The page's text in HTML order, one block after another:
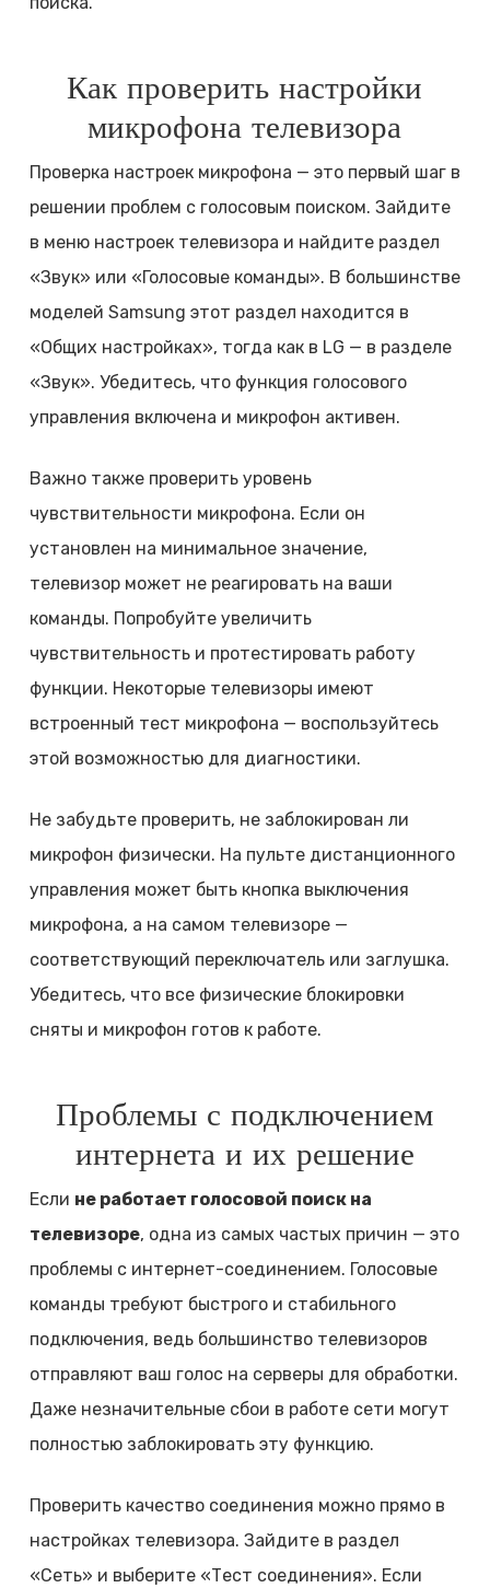
Как проверить настройки
микрофона телевизора
Проверка настроек микрофона — это первый шаг в
решении проблем с голосовым поиском. Зайдите
в меню настроек телевизора и найдите раздел
«Звук» или «Голосовые команды». В большинстве
моделей Samsung этот раздел находится в
«Общих настройках», тогда как в LG — в разделе
«Звук». Убедитесь, что функция голосового
управления включена и микрофон активен.
Важно также проверить уровень
чувствительности микрофона. Если он
установлен на минимальное значение,
телевизор может не реагировать на ваши
команды. Попробуйте увеличить
чувствительность и протестировать работу
функции. Некоторые телевизоры имеют
встроенный тест микрофона — воспользуйтесь
этой возможностью для диагностики.
Не забудьте проверить, не заблокирован ли
микрофон физически. На пульте дистанционного
управления может быть кнопка выключения
микрофона, а на самом телевизоре —
соответствующий переключатель или заглушка.
Убедитесь, что все физические блокировки
сняты и микрофон готов к работе.
Проблемы с подключением
интернета и их решение
Если не работает голосовой поиск на
телевизоре, одна из самых частых причин — это
проблемы с интернет-соединением. Голосовые
команды требуют быстрого и стабильного
подключения, ведь большинство телевизоров
отправляют ваш голос на серверы для обработки.
Даже незначительные сбои в работе сети могут
полностью заблокировать эту функцию.
Проверить качество соединения можно прямо в
настройках телевизора. Зайдите в раздел
«Сеть» и выберите «Тест соединения». Если